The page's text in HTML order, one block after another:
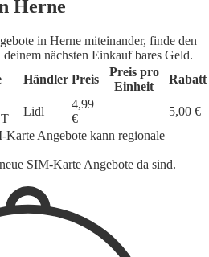
Herne
in Herne miteinander, finde den
nächsten Einkauf bares Geld.
Händler Preis
Preis pro
Einheit
Rabatt
Lidl
4,99
€
5,00 €
Karte Angebote kann regionale
SIM-Karte Angebote da sind.